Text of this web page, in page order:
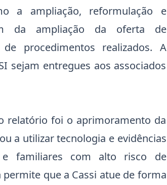
a ampliação, reformulação e
da ampliação da oferta de
procedimentos realizados. A
sejam entregues aos associados
relatório foi o aprimoramento da
a utilizar tecnologia e evidências
e familiares com alto risco de
que a Cassi atue de forma